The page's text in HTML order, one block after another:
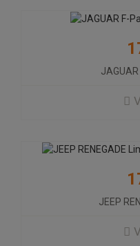
JEEP
JEEP
OPEL